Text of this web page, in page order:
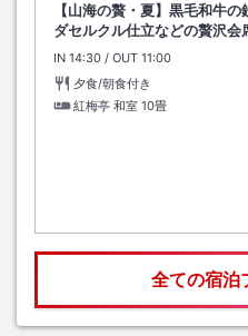
【山海の贅・夏】黒毛和牛
ダセルクル仕立などの贅沢会
IN チェックイン
14:30 / OUT チェックアウト
11:00
夕食/朝食付き
紅梅亭 和室 10畳
全ての宿泊